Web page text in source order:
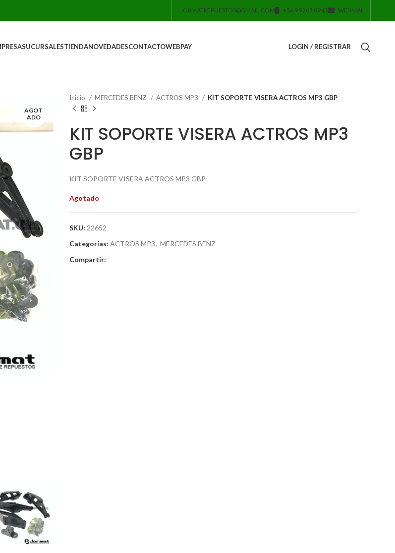
JORMATREPUESTOS@GMAIL.COM +56 9 9205 0943 WEBMAIL
SUCURSALESTIENDANOVEDADESCONTACTOWEBPAY LOGIN / REGISTRAR
AGOT
ADO
Inicio MERCEDES BENZ ACTROS MP3 KIT SOPORTE VISERA ACTROS MP3 GBP
KIT SOPORTE VISERA ACTROS MP3
GBP
KIT SOPORTE VISERA ACTROS MP3 GBP
Agotado
SKU: 22652
Categorías: ACTROS MP3, MERCEDES BENZ
Compartir: